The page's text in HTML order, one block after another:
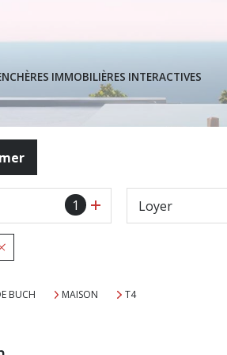
IMMOBILIÈRES INTERACTIVES
1 Loyer
BUCH MAISON T4